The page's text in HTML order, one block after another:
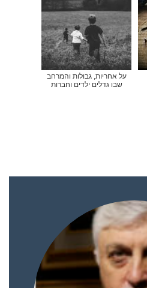
על אחריות, גבולות והמרחב
שבו גדלים ילדים וחברות